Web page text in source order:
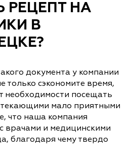
РЕЦЕПТ НА
В
документа у компании
только сэкономите время,
необходимости посещать
мало приятными
что наша компания
врачами и медицинскими
благодаря чему твердо